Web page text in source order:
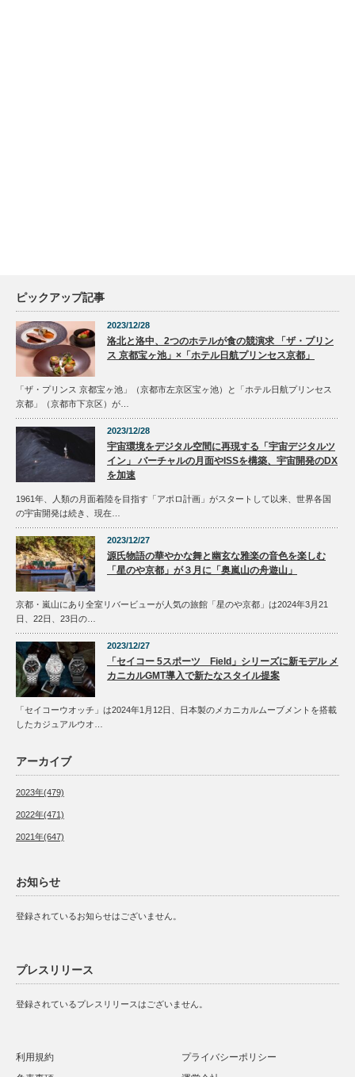
ピックアップ記事
2023/12/28
洛北と洛中、2つのホテルが食の競演求 「ザ・プリン
ス 京都宝ヶ池」×「ホテル日航プリンセス京都」
「ザ・プリンス 京都宝ヶ池」（京都市左京区宝ヶ池）と「ホテル日航プリンセス
京都」（京都市下京区）が…
2023/12/28
宇宙環境をデジタル空間に再現する「宇宙デジタルツ
イン」 バーチャルの月面やISSを構築、宇宙開発のDX
を加速
1961年、人類の月面着陸を目指す「アポロ計画」がスタートして以来、世界各国
の宇宙開発は続き、現在…
2023/12/27
源氏物語の華やかな舞と幽玄な雅楽の音色を楽しむ
「星のや京都」が３月に「奥嵐山の舟遊山」
京都・嵐山にあり全室リバービューが人気の旅館「星のや京都」は2024年3月21
日、22日、23日の…
2023/12/27
「セイコー 5スポーツ Field」シリーズに新モデル メ
カニカルGMT導入で新たなスタイル提案
「セイコーウオッチ」は2024年1月12日、日本製のメカニカルムーブメントを搭載
したカジュアルウオ…
アーカイブ
2023年(479)
2022年(471)
2021年(647)
お知らせ
登録されているお知らせはございません。
プレスリリース
登録されているプレスリリースはございません。
利用規約
プライバシーポリシー